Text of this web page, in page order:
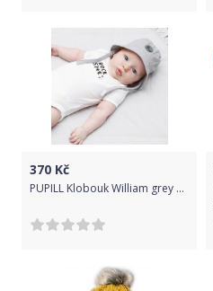
370 Kč
PUPILL Klobouk William grey 42-44